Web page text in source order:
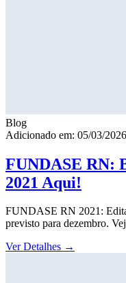
Blog
Adicionado em: 05/03/2026
FUNDASE RN:
2021 Aqui!
FUNDASE RN 2021:
previsto para dezembro.
Ver Detalhes →